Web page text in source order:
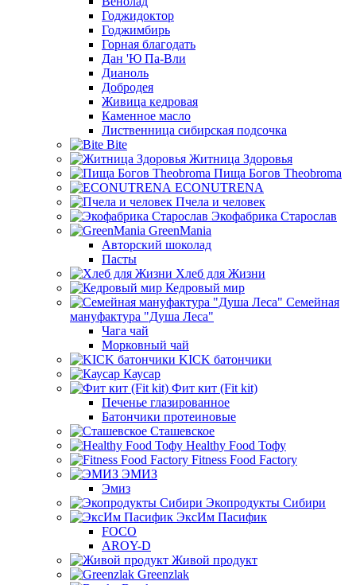
Годжидоктор
Годжимбирь
Горная благодать
Дан 'Ю Па-Вли
Дианоль
Добродея
Живица кедровая
Каменное масло
Лиственница сибирская подсочка
Bite
Житница Здоровья
Пища Богов Theobroma
ECONUTRENA
Пчела и человек
Экофабрика Старослав
GreenMania
Авторский шоколад
Пасты
Хлеб для Жизни
Кедровый мир
Семейная
мануфактура "Душа Леса"
Чага чай
Морковный чай
KICK батончики
Каусар
Фит кит (Fit kit)
Печенье глазированное
Батончики протеиновые
Сташевское
Healthy Food Тофу
Fitness Food Factory
ЭМИЗ
Эмиз
Экопродукты Сибири
ЭксИм Пасифик
FOCO
AROY-D
Живой продукт
Greenzlak